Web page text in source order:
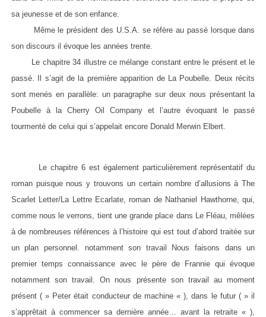
sa jeunesse et de son enfance.
Même le président des U.S.A. se réfère au passé lorsque dans
son discours il évoque les années trente.
Le chapitre 34 illustre ce mélange constant entre le présent et le
passé. Il s’agit de la première apparition de La Poubelle. Deux récits
sont menés en parallèle: un paragraphe sur deux nous présentant la
Poubelle à la Cherry Oil Company et l’autre évoquant le passé
tourmenté de celui qui s’appelait encore Donald Merwin Elbert.
Le chapitre 6 est également particulièrement représentatif du
roman puisque nous y trouvons un certain nombre d’allusions à The
Scarlet Letter/La Lettre Ecarlate, roman de Nathaniel Hawthorne, qui,
comme nous le verrons, tient une grande place dans Le Fléau, mêlées
à de nombreuses références à l’histoire qui est tout d’abord traitée sur
un plan personnel. notamment son travail Nous faisons dans un
premier temps connaissance avec le père de Frannie qui évoque
notamment son travail. On nous présente son travail au moment
présent ( » Peter était conducteur de machine « ), dans le futur ( » il
s’apprêtait à commencer sa dernière année… avant la retraite « ),